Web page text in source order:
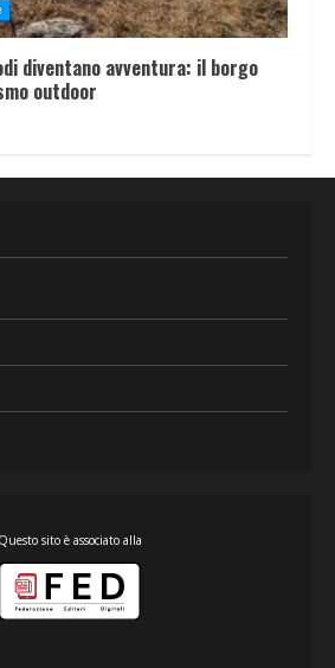
diventano avventura: il borgo
outdoor
Questo sito è associato alla